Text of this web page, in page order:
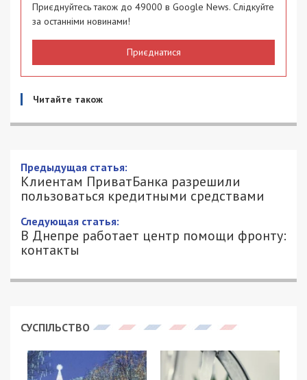
Приєднуйтесь також до 49000 в Google News. Слідкуйте
за останніми новинами!
Приєднатися
Читайте також
Клиентам ПриватБанка разрешили
пользоваться кредитными средствами
26/02/2022 - 11:26
ПЕТРО ЩУКІН - СПЕЦИАЛЬНО ДЛЯ
49000.COM.UA
7376
С сегодняшнего дня клиенты ПриватБанка снова
24 февраля блокировал снятие наличных с
Как сообщил пресс-секретарь банка Олег Серга,